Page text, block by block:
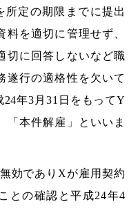
所定の期限までに提出
料を適切に管理せず、
切に回答しないなど職
遂行の適格性を欠いて
年3月31日をもってY
「本件解雇」といいま
効でありXが雇用契約
との確認と平成24年4